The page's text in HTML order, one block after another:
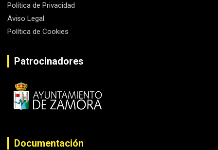
Política de Privacidad
Aviso Legal
Política de Cookies
Patrocinadores
Documentación